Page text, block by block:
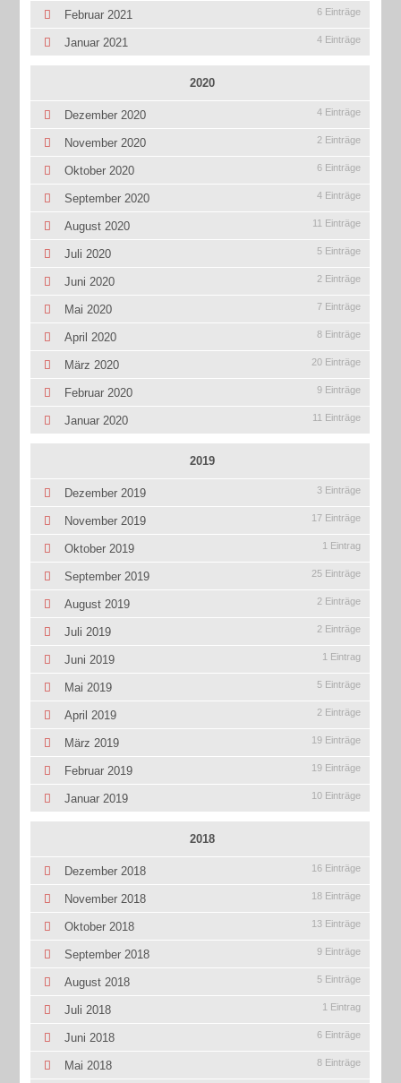
Februar 2021 6 Einträge
Januar 2021 4 Einträge
2020
Dezember 2020 4 Einträge
November 2020 2 Einträge
Oktober 2020 6 Einträge
September 2020 4 Einträge
August 2020 11 Einträge
Juli 2020 5 Einträge
Juni 2020 2 Einträge
Mai 2020 7 Einträge
April 2020 8 Einträge
März 2020 20 Einträge
Februar 2020 9 Einträge
Januar 2020 11 Einträge
2019
Dezember 2019 3 Einträge
November 2019 17 Einträge
Oktober 2019 1 Eintrag
September 2019 25 Einträge
August 2019 2 Einträge
Juli 2019 2 Einträge
Juni 2019 1 Eintrag
Mai 2019 5 Einträge
April 2019 2 Einträge
März 2019 19 Einträge
Februar 2019 19 Einträge
Januar 2019 10 Einträge
2018
Dezember 2018 16 Einträge
November 2018 18 Einträge
Oktober 2018 13 Einträge
September 2018 9 Einträge
August 2018 5 Einträge
Juli 2018 1 Eintrag
Juni 2018 6 Einträge
Mai 2018 8 Einträge